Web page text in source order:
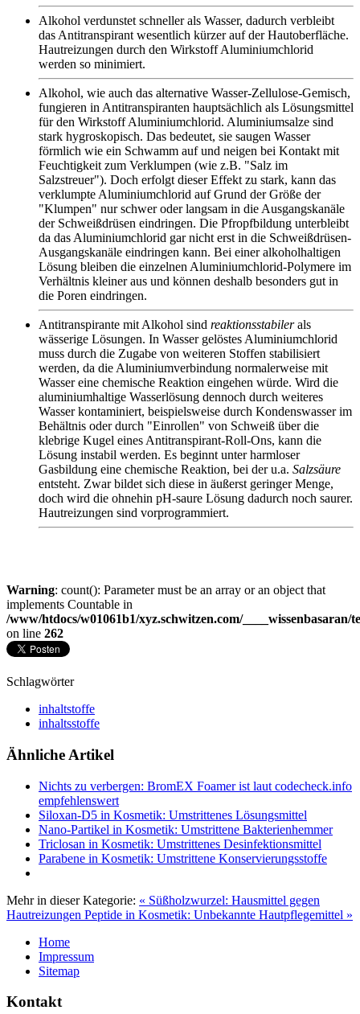
Alkohol verdunstet schneller als Wasser, dadurch verbleibt
das Antitranspirant wesentlich kürzer auf der Hautoberfläche.
Hautreizungen durch den Wirkstoff Aluminiumchlorid
werden so minimiert.
Alkohol, wie auch das alternative Wasser-Zellulose-Gemisch,
fungieren in Antitranspiranten hauptsächlich als Lösungsmittel
für den Wirkstoff Aluminiumchlorid. Aluminiumsalze sind
stark hygroskopisch. Das bedeutet, sie saugen Wasser
förmlich wie ein Schwamm auf und neigen bei Kontakt mit
Feuchtigkeit zum Verklumpen (wie z.B. "Salz im
Salzstreuer"). Doch erfolgt dieser Effekt zu stark, kann das
verklumpte Aluminiumchlorid auf Grund der Größe der
"Klumpen" nur schwer oder langsam in die Ausgangskanäle
der Schweißdrüsen eindringen. Die Pfropfbildung unterbleibt
da das Aluminiumchlorid gar nicht erst in die Schweißdrüsen-
Ausgangskanäle eindringen kann. Bei einer alkoholhaltigen
Lösung bleiben die einzelnen Aluminiumchlorid-Polymere im
Verhältnis kleiner aus und können deshalb besonders gut in
die Poren eindringen.
Antitranspirante mit Alkohol sind reaktionsstabilerals
wässerige Lösungen. In Wasser gelöstes Aluminiumchlorid
muss durch die Zugabe von weiteren Stoffen stabilisiert
werden, da die Aluminiumverbindung normalerweise mit
Wasser eine chemische Reaktion eingehen würde. Wird die
aluminiumhaltige Wasserlösung dennoch durch weiteres
Wasser kontaminiert, beispielsweise durch Kondenswasser im
Behältnis oder durch "Einrollen" von Schweiß über die
klebrige Kugel eines Antitranspirant-Roll-Ons, kann die
Lösung instabil werden. Es beginnt unter harmloser
Gasbildung eine chemische Reaktion, bei der u.a. Salzsäure
entsteht. Zwar bildet sich diese in äußerst geringer Menge,
doch wird die ohnehin pH-saure Lösung dadurch noch saurer.
Hautreizungen sind vorprogrammiert.
Warning: count(): Parameter must be an array or an object that
implements Countable in
/www/htdocs/w01061b1/xyz.schwitzen.com/
on line 262
Schlagwörter
inhaltstoffe
inhaltsstoffe
Ähnliche Artikel
Nichts zu verbergen: BromEX Foamer ist laut codecheck.info
empfehlenswert
Siloxan-D5 in Kosmetik: Umstrittenes Lösungsmittel
Nano-Partikel in Kosmetik: Umstrittene Bakterienhemmer
Triclosan in Kosmetik: Umstrittenes Desinfektionsmittel
Parabene in Kosmetik: Umstrittene Konservierungsstoffe
Mehr in dieser Kategorie: « Süßholzwurzel: Hausmittel gegen
Hautreizungen Peptide in Kosmetik: Unbekannte Hautpflegemittel »
Home
Impressum
Sitemap
Kontakt